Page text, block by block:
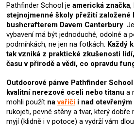
Pathfinder School je americká značka,
stejnojmenné školy přežití založené
bushcrafterem Davem Canterbury.
vybavení má být jednoduché, odolné a
podmínkách, ne jen na fotkách. Každý
tak vzniká z praktické zkušenosti
času v přírodě a vědí, co opravdu
Outdoorové pánve Pathfinder School
kvalitní nerezové oceli nebo titanu a
mohli použít navařiči i nad otevřeným
rukojeti, pevné stěny a tvar, který dobře
myjí (klidně i v potoce) a vydrží vám